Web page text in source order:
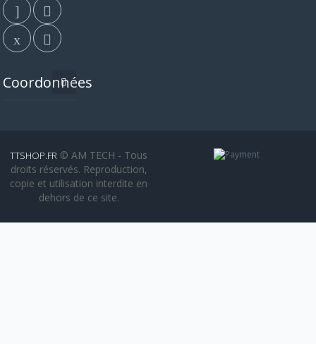
Coordonnées
TTSHOP.FR © AM TECH - Tous
droits réservés. Reproduction,
copie et utilisation interdite en
dehors de ce site.